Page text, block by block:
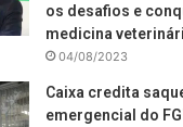
os desafios e
medicina
04/08/2023
Caixa credita
emergencial do